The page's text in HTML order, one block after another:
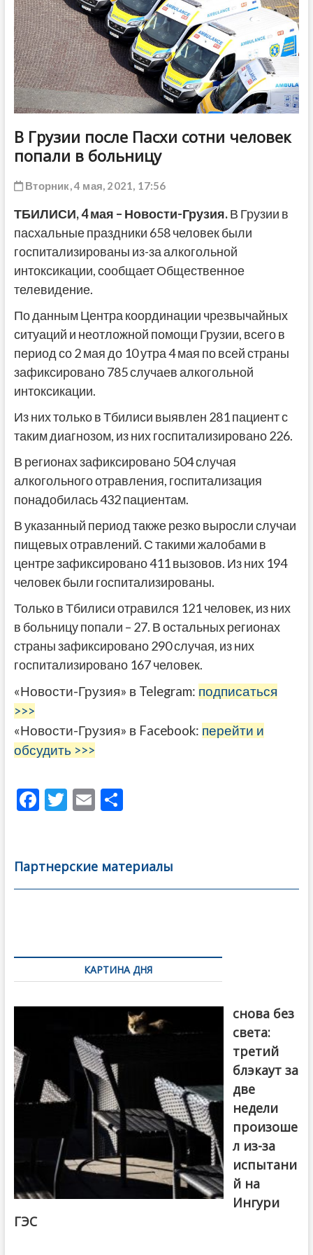
В Грузии после Пасхи сотни человек
попали в больницу
Вторник, 4 мая, 2021, 17:56
ТБИЛИСИ,4 мая – Новости-Грузия.В Грузии в
пасхальные праздники 658 человек были
госпитализированы из-за алкогольной
интоксикации, сообщает Общественное
телевидение.
По данным Центра координации чрезвычайных
ситуаций и неотложной помощи Грузии, всего в
период со 2 мая до 10 утра 4 мая по всей страны
зафиксировано 785 случаев алкогольной
интоксикации.
Из них только в Тбилиси выявлен 281 пациент с
таким диагнозом, из них госпитализировано 226.
В регионах зафиксировано 504 случая
алкогольного отравления, госпитализация
понадобилась 432 пациентам.
В указанный период также резко выросли случаи
пищевых отравлений. С такими жалобами в
центре зафиксировано 411 вызовов. Из них 194
человек были госпитализированы.
Только в Тбилиси отравился 121 человек, из них
в больницу попали – 27. В остальных регионах
страны зафиксировано 290 случая, из них
госпитализировано 167 человек.
«Новости-Грузия» в Telegram: подписаться
>>>
«Новости-Грузия» в Facebook: перейти и
обсудить >>>
F
b
o
T
er
E
l
О
а
в
Партнерские материалы
по
записямКАРТИНА ДНЯ
снова без
света:
третий
блэкаут за
две
недели
произоше
л из-за
испытани
й на
Ингури
ГЭС